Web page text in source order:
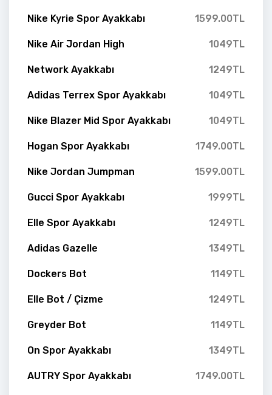
Nike Kyrie Spor Ayakkabı 1599.00TL
Nike Air Jordan High 1049TL
Network Ayakkabı 1249TL
Adidas Terrex Spor Ayakkabı 1049TL
Nike Blazer Mid Spor Ayakkabı 1049TL
Hogan Spor Ayakkabı 1749.00TL
Nike Jordan Jumpman 1599.00TL
Gucci Spor Ayakkabı 1999TL
Elle Spor Ayakkabı 1249TL
Adidas Gazelle 1349TL
Dockers Bot 1149TL
Elle Bot / Çizme 1249TL
Greyder Bot 1149TL
On Spor Ayakkabı 1349TL
AUTRY Spor Ayakkabı 1749.00TL